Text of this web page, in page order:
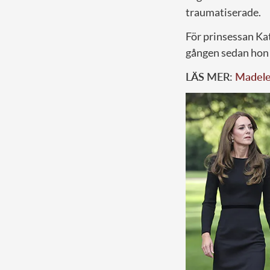
traumatiserade.
För prinsessan
gången sedan
LÄS MER: